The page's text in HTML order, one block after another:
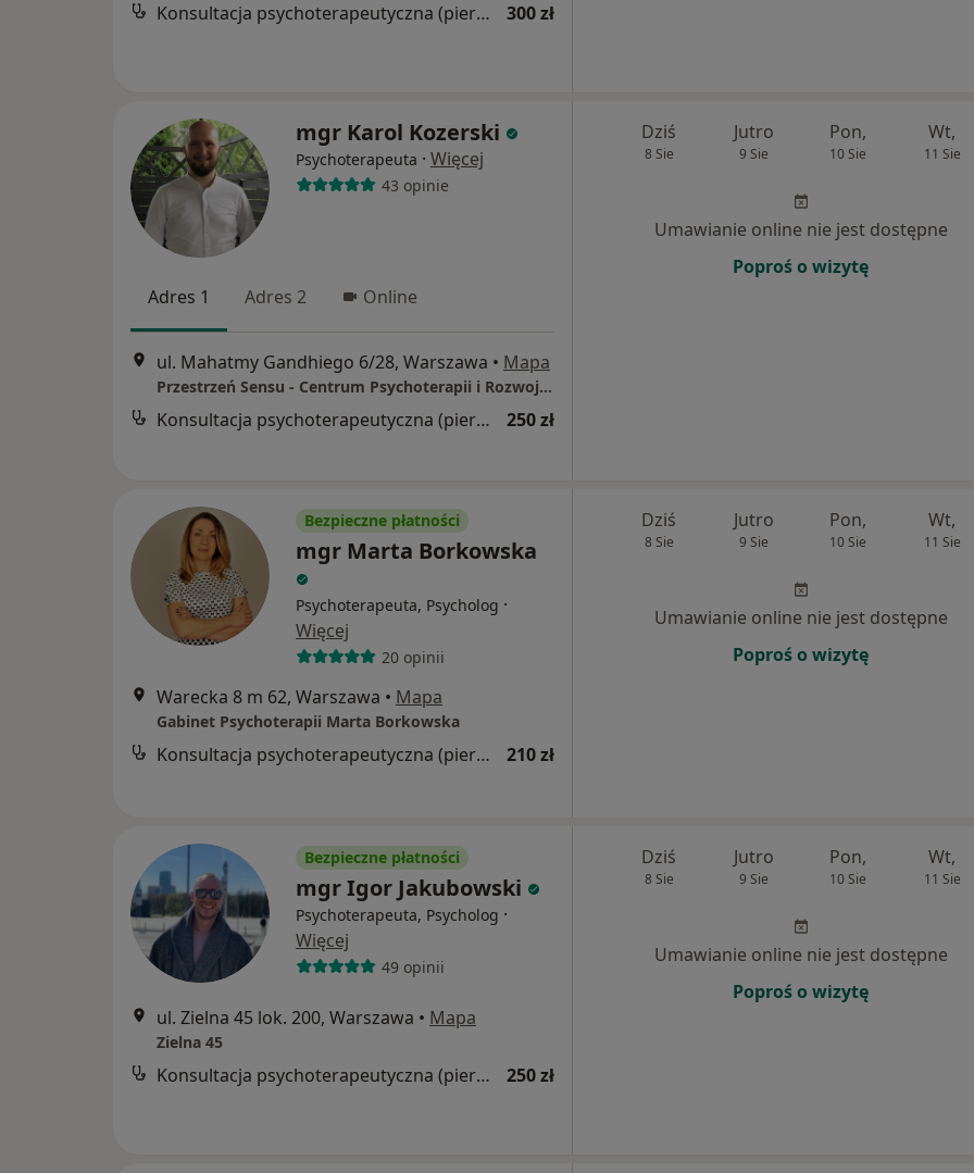
Konsultacja psychoterapeutyczna (pierwsza wizyta) 300 zł
mgr Karol Kozerski
Psychoterapeuta · Więcej
43 opinie
Adres 1 Adres 2 Online
ul. Mahatmy Gandhiego 6/28, Warszawa • Mapa
Przestrzeń Sensu - Centrum Psychoterapii i Rozwoju Osobistego
Konsultacja psychoterapeutyczna (pierwsza wizyta) 250 zł
Dziś
8 Sie
Jutro
9 Sie
Pon,
10 Sie
Wt,
11 Sie
Umawianie online nie jest dostępne
Poproś o wizytę
Bezpieczne płatności
mgr Marta Borkowska
Psychoterapeuta, Psycholog ·
Więcej
20 opinii
Warecka 8 m 62, Warszawa • Mapa
Gabinet Psychoterapii Marta Borkowska
Konsultacja psychoterapeutyczna (pierwsza wizyta) 210 zł
Dziś
8 Sie
Jutro
9 Sie
Pon,
10 Sie
Wt,
11 Sie
Umawianie online nie jest dostępne
Poproś o wizytę
Bezpieczne płatności
mgr Igor Jakubowski
Psychoterapeuta, Psycholog ·
Więcej
49 opinii
ul. Zielna 45 lok. 200, Warszawa • Mapa
Zielna 45
Konsultacja psychoterapeutyczna (pierwsza wizyta) 250 zł
Dziś
8 Sie
Jutro
9 Sie
Pon,
10 Sie
Wt,
11 Sie
Umawianie online nie jest dostępne
Poproś o wizytę